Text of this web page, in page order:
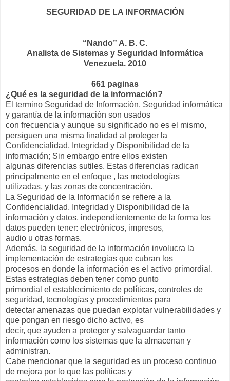
SEGURIDAD DE LA INFORMACIÓN
“Nando” A. B. C.
Analista de Sistemas y Seguridad Informática
Venezuela. 2010
661 paginas
¿Qué es la seguridad de la información?
El termino Seguridad de Información, Seguridad informática
y garantía de la información son usados
con frecuencia y aunque su significado no es el mismo,
persiguen una misma finalidad al proteger la
Confidencialidad, Integridad y Disponibilidad de la
información; Sin embargo entre ellos existen
algunas diferencias sutiles. Estas diferencias radican
principalmente en el enfoque , las metodologías
utilizadas, y las zonas de concentración.
La Seguridad de la Información se refiere a la
Confidencialidad, Integridad y Disponibilidad de la
información y datos, independientemente de la forma los
datos pueden tener: electrónicos, impresos,
audio u otras formas.
Además, la seguridad de la información involucra la
implementación de estrategias que cubran los
procesos en donde la información es el activo primordial.
Estas estrategias deben tener como punto
primordial el establecimiento de políticas, controles de
seguridad, tecnologías y procedimientos para
detectar amenazas que puedan explotar vulnerabilidades y
que pongan en riesgo dicho activo, es
decir, que ayuden a proteger y salvaguardar tanto
información como los sistemas que la almacenan y
administran.
Cabe mencionar que la seguridad es un proceso continuo
de mejora por lo que las políticas y